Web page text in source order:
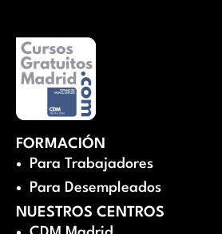
FORMACIÓN
Para Trabajadores
Para Desempleados
NUESTROS CENTROS